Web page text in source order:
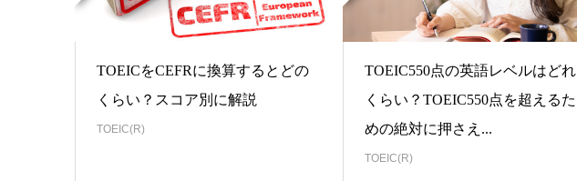
TOEICをCEFRに換算するとどの
くらい？スコア別に解説
TOEIC(R)
TOEIC550点の英語レベルはどれ
くらい？TOEIC550点を超えるた
めの絶対に押さえ...
TOEIC(R)